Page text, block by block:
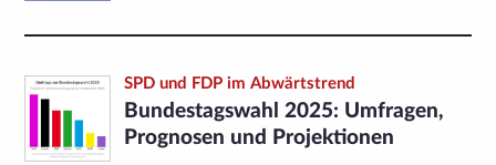
SPD und FDP im Abwärtstrend
Bundestagswahl 2025: Umfragen,
Prognosen und Projektionen